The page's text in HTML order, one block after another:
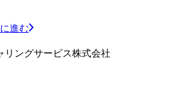
進む
リングサービス株式会社